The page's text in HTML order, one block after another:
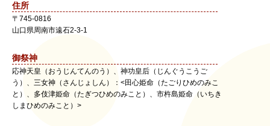
住所
〒 745-0816
山口県周南市遠石2-3-1
御祭神
応神天皇（おうじんてんのう）、神功皇后（じんぐうこうご
う）、三女神（さんじょしん）：<田心姫命（たごりひめのみこ
と）、多伎津姫命（たぎつひめのみこと）、市杵島姫命（いちき
しまひめのみこと）>